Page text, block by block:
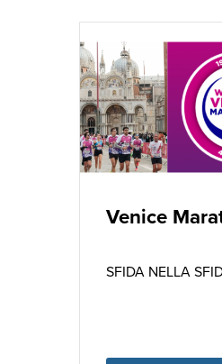
Venice
SFIDA NELLA